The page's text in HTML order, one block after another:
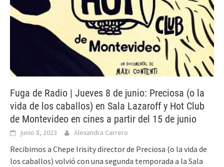
Fuga de Radio | Jueves 8 de junio: Preciosa (o la
vida de los caballos) en Sala Lazaroff y Hot Club
de Montevideo en cines a partir del 15 de junio
junio 8, 2023 Alexandra Carrero
Recibimos a Chepe Irisity director de Preciosa (o la vida de
los caballos) volvió con una segunda temporada a la Sala